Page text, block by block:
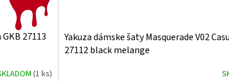
27113
(1 ks)
Yakuza dámske šaty Masquerade V02
27112 black melange